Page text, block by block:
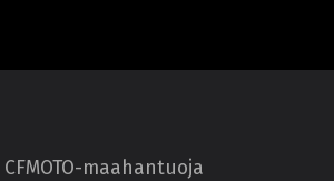
maahantuoja